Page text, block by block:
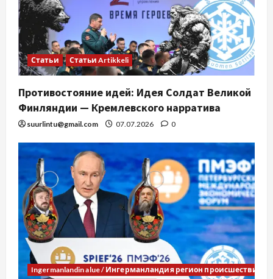
Статьи Статьи Artikkeli
Противостояние идей: Идея Солдат Великой
Финляндии — Кремлевского нарратива
suurlintu@gmail.com 07.07.2026 0
Ingermanlandin alue / Ингерманландия регион происшествия